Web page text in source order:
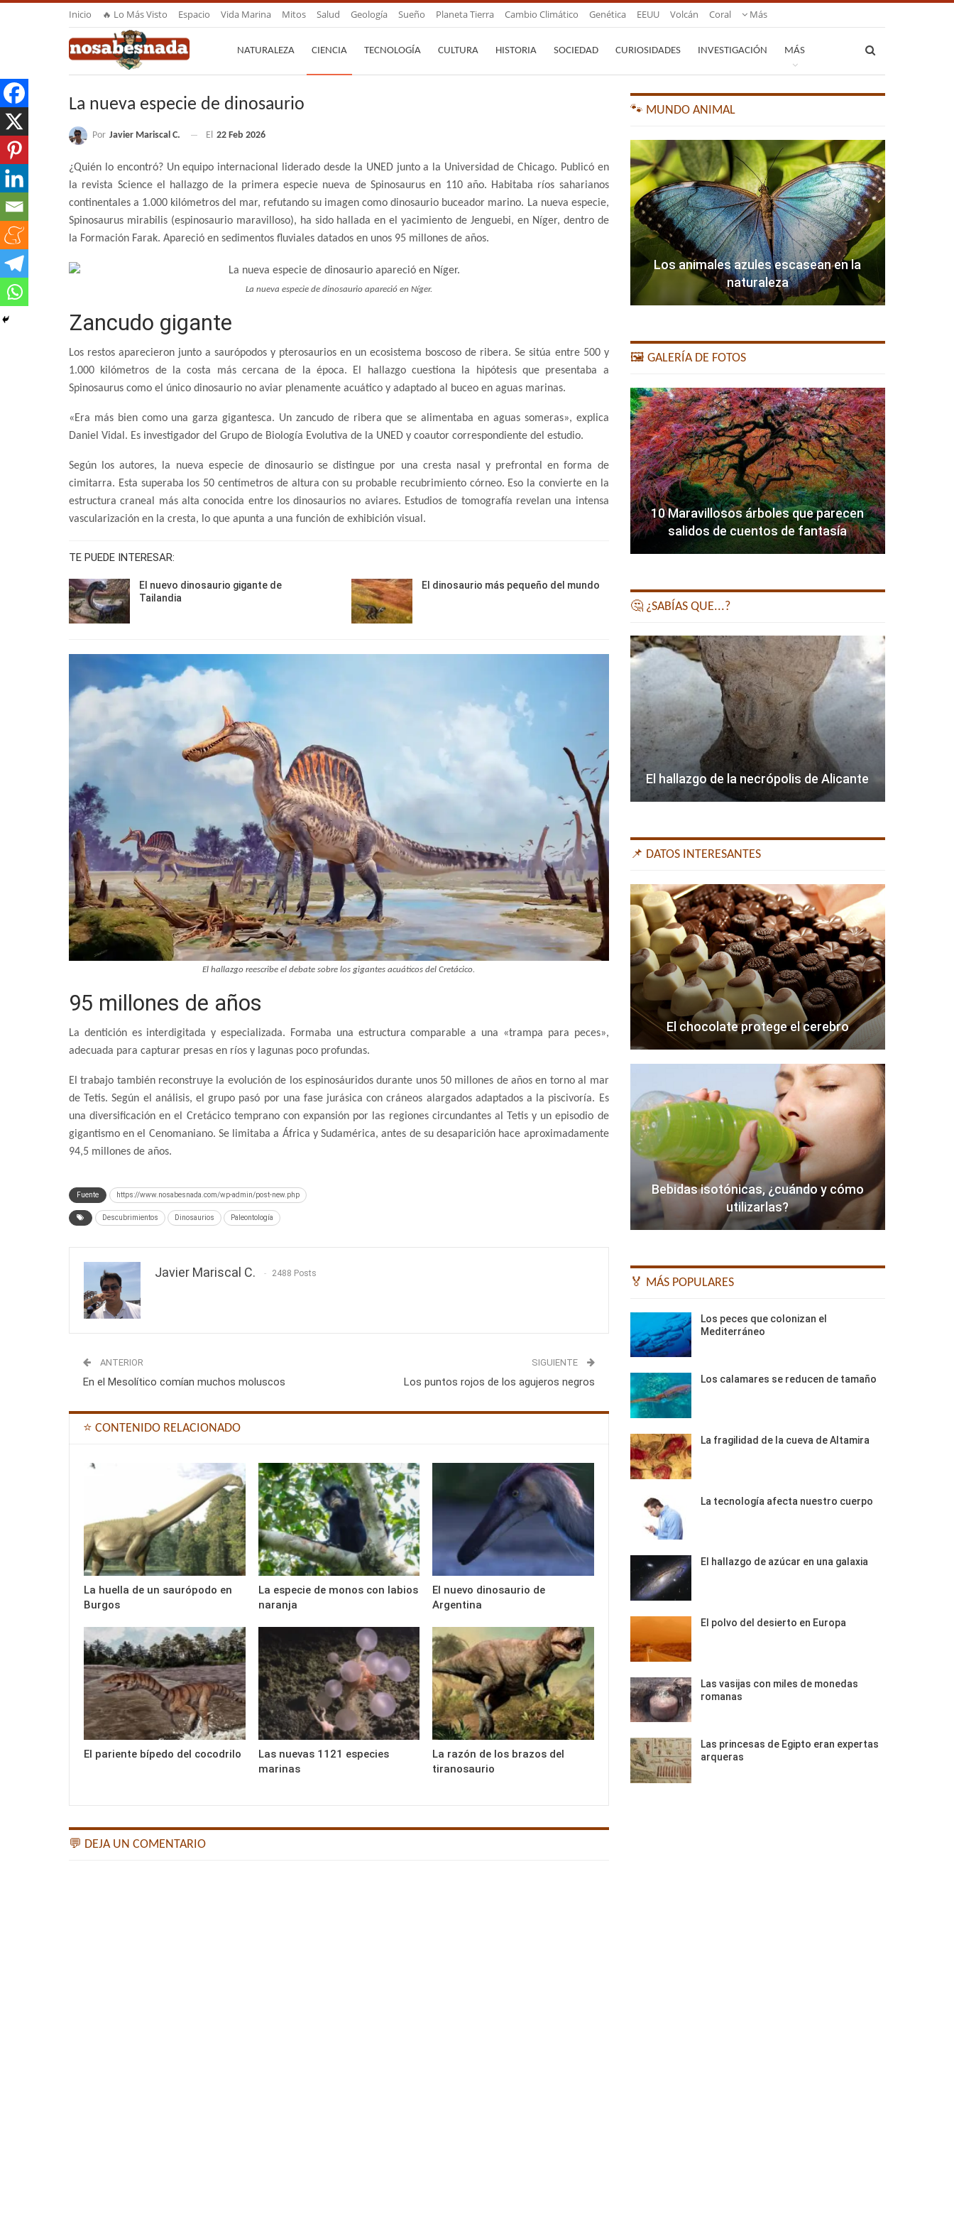
Inicio 🔥 Lo Más Visto Espacio Vida Marina Mitos Salud Geología Sueño Planeta Tierra Cambio Climático Genética EEUU Volcán Coral Más
NATURALEZA CIENCIA TECNOLOGÍA CULTURA HISTORIA SOCIEDAD CURIOSIDADES INVESTIGACIÓN MÁS
La nueva especie de dinosaurio
Por Javier Mariscal C. El 22 Feb 2026
¿Quién lo encontró? Un equipo internacional liderado desde la UNED junto a la Universidad de Chicago. Publicó en
la revista Science el hallazgo de la primera especie nueva de Spinosaurus en 110 año. Habitaba ríos saharianos
continentales a 1.000 kilómetros del mar, refutando su imagen como dinosaurio buceador marino. La nueva especie,
Spinosaurus mirabilis (espinosaurio maravilloso), ha sido hallada en el yacimiento de Jenguebi, en Níger, dentro de
la Formación Farak. Apareció en sedimentos fluviales datados en unos 95 millones de años.
La nueva especie de dinosaurio apareció en Níger.
Zancudo gigante
Los restos aparecieron junto a saurópodos y pterosaurios en un ecosistema boscoso de ribera. Se sitúa entre 500 y
1.000 kilómetros de la costa más cercana de la época. El hallazgo cuestiona la hipótesis que presentaba a
Spinosaurus como el único dinosaurio no aviar plenamente acuático y adaptado al buceo en aguas marinas.
«Era más bien como una garza gigantesca. Un zancudo de ribera que se alimentaba en aguas someras», explica
Daniel Vidal. Es investigador del Grupo de Biología Evolutiva de la UNED y coautor correspondiente del estudio.
Según los autores, la nueva especie de dinosaurio se distingue por una cresta nasal y prefrontal en forma de
cimitarra. Esta superaba los 50 centímetros de altura con su probable recubrimiento córneo. Eso la convierte en la
estructura craneal más alta conocida entre los dinosaurios no aviares. Estudios de tomografía revelan una intensa
vascularización en la cresta, lo que apunta a una función de exhibición visual.
TE PUEDE INTERESAR:
El nuevo dinosaurio gigante de
Tailandia
El dinosaurio más pequeño del mundo
El hallazgo reescribe el debate sobre los gigantes acuáticos del Cretácico.
95 millones de años
La dentición es interdigitada y especializada. Formaba una estructura comparable a una «trampa para peces»,
adecuada para capturar presas en ríos y lagunas poco profundas.
El trabajo también reconstruye la evolución de los espinosáuridos durante unos 50 millones de años en torno al mar
de Tetis. Según el análisis, el grupo pasó por una fase jurásica con cráneos alargados adaptados a la piscivoría. Es
una diversificación en el Cretácico temprano con expansión por las regiones circundantes al Tetis y un episodio de
gigantismo en el Cenomaniano. Se limitaba a África y Sudamérica, antes de su desaparición hace aproximadamente
94,5 millones de años.
Fuente https://www.nosabesnada.com/wp-admin/post-new.php
Descubrimientos Dinosaurios Paleontología
Javier Mariscal C. 2488 Posts
ANTERIOR
En el Mesolítico comían muchos moluscos
SIGUIENTE
Los puntos rojos de los agujeros negros
⭐ CONTENIDO RELACIONADO
La huella de un saurópodo en
Burgos
La especie de monos con labios
naranja
El nuevo dinosaurio de
Argentina
El pariente bípedo del cocodrilo
Las nuevas 1121 especies
marinas
La razón de los brazos del
tiranosaurio
💬 DEJA UN COMENTARIO
🐾 MUNDO ANIMAL
Los animales azules escasean en la
naturaleza
🖼️ GALERÍA DE FOTOS
10 Maravillosos árboles que parecen
salidos de cuentos de fantasía
🤔 ¿SABÍAS QUE...?
El hallazgo de la necrópolis de Alicante
📌 DATOS INTERESANTES
El chocolate protege el cerebro
Bebidas isotónicas, ¿cuándo y cómo
utilizarlas?
🏅 MÁS POPULARES
Los peces que colonizan el
Mediterráneo
Los calamares se reducen de tamaño
La fragilidad de la cueva de Altamira
La tecnología afecta nuestro cuerpo
El hallazgo de azúcar en una galaxia
El polvo del desierto en Europa
Las vasijas con miles de monedas
romanas
Las princesas de Egipto eran expertas
arqueras